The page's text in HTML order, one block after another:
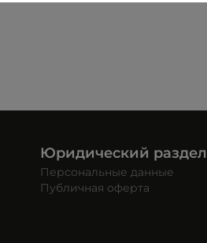
Юридический раздел
Персональные данные
Публичная оферта